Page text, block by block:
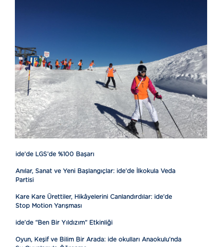
ide’de LGS’de %100 Başarı
Anılar, Sanat ve Yeni Başlangıçlar: ide’de İlkokula Veda
Partisi
Kare Kare Ürettiler, Hikâyelerini Canlandırdılar: ide’de
Stop Motion Yarışması
ide’de “Ben Bir Yıldızım” Etkinliği
Oyun, Keşif ve Bilim Bir Arada: ide okulları Anaokulu’nda